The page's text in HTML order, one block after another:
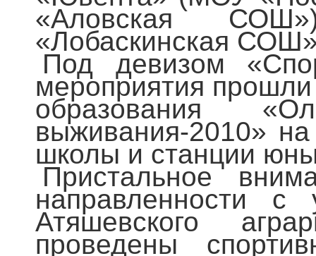
«Аловская
«Лобаскинская
Под девизом
мероприятия прошли
образования
выживания-2010»
школы и станции
Пристальное
направленности с
Атяшевского
проведены